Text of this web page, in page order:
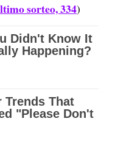
sorteo, 334)